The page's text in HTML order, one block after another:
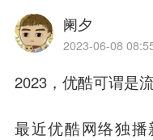
阑夕
2023-06-08
2023，优酷可谓是流
最近优酷网络独